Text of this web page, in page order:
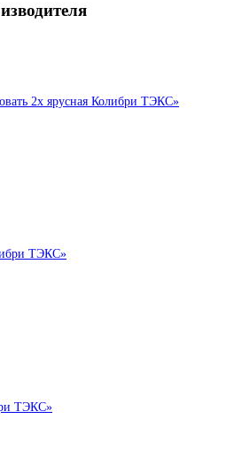
2х ярусная Колибри ТЭКС»
ТЭКС»
ТЭКС»